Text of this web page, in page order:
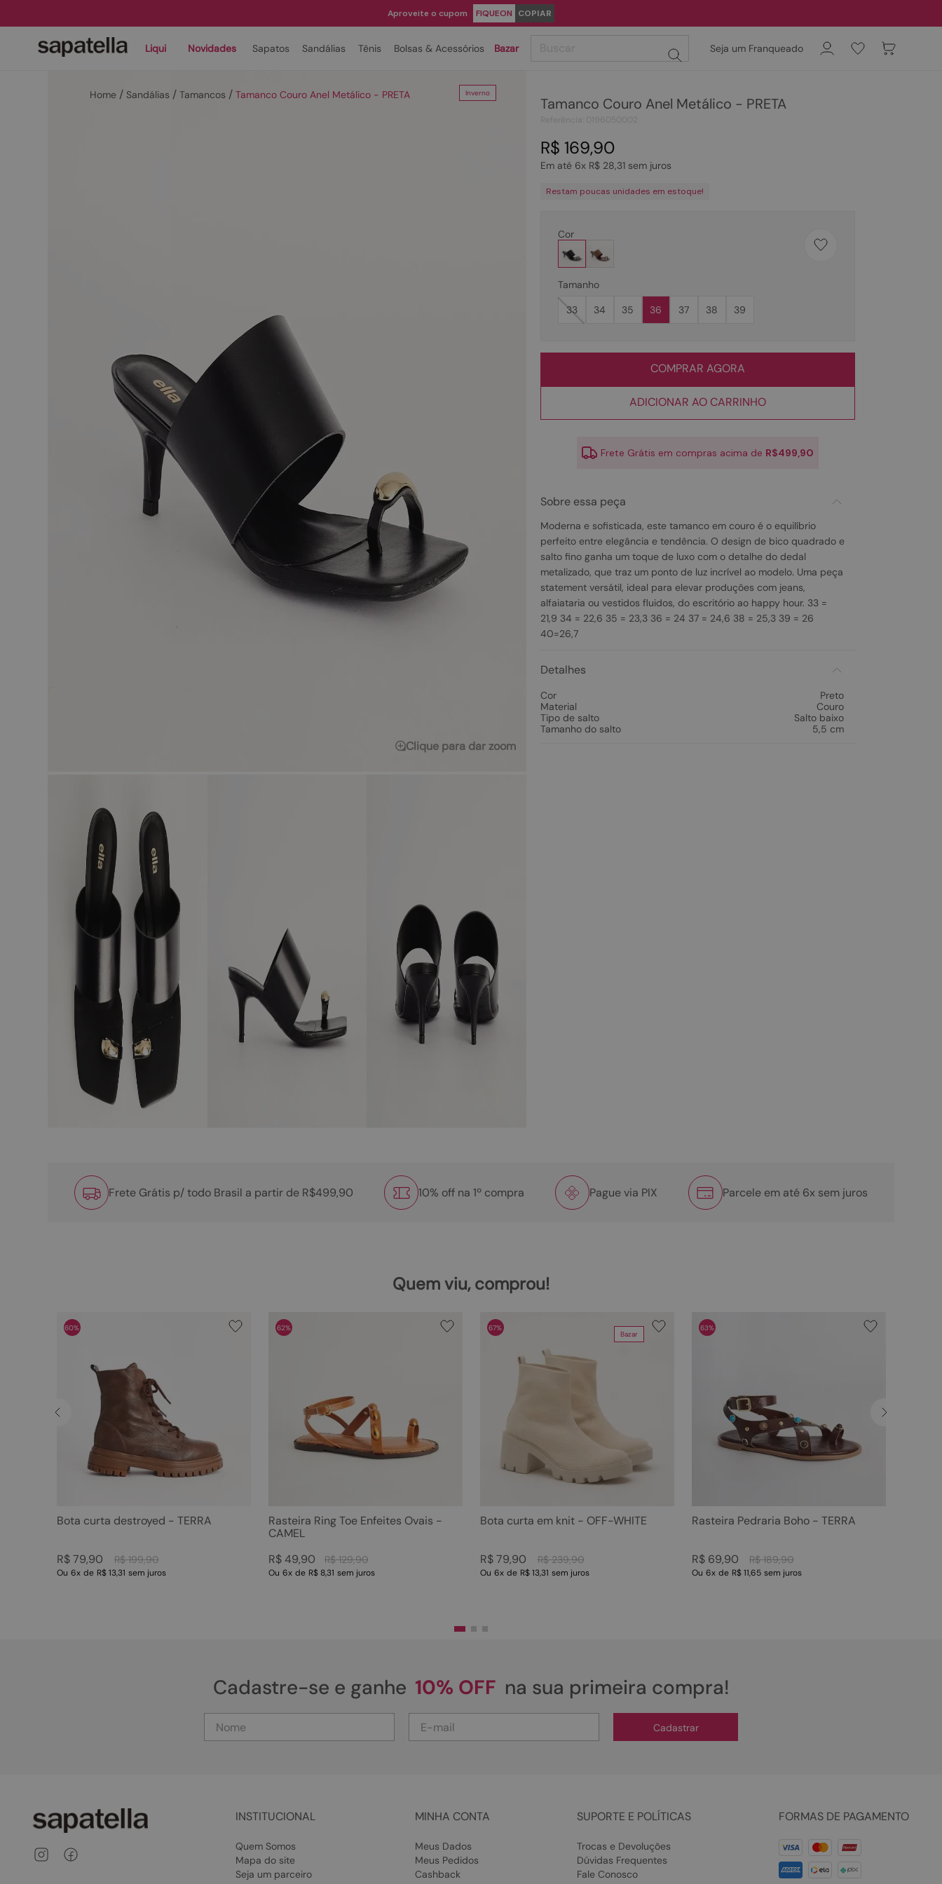
Aproveite o cupom FIQUEON COPIAR
Liqui Novidades Sapatos Sandálias Tênis Bolsas & Acessórios Bazar Seja um Franqueado
Sandálias Tamancos Tamanco Couro Anel Metálico - PRETA Inverno
Clique para dar zoom
Tamanco Couro Anel Metálico - PRETA
R$ 169,90
Em até 6x R$ 28,31sem juros
Restam poucas unidades em estoque!
Cor
Tamanho
33
36
34 35 37 39
38
COMPRAR AGORA
ADICIONAR AO CARRINHO
Frete Grátis em compras acima de R$499,90
Sobre essa peça
Moderna e sofisticada, este tamanco em couro é o equilíbrio
perfeito entre elegância e tendência. O design de bico quadrado e
salto fino ganha um toque de luxo com o detalhe do dedal
metalizado, que traz um ponto de luz incrível ao modelo. Uma peça
statement versátil, ideal para elevar produções com jeans,
alfaiataria ou vestidos fluidos, do escritório ao happy hour. 33 =
21,9 34 = 22,6 35 = 23,3 36 = 24 37 = 24,6 38 = 25,3 39 = 26
40=26,7
Detalhes
Cor
Preto
Material
Couro
Tipo de salto
Salto baixo
Tamanho do salto
5,5 cm
Frete Grátis p/ todo Brasil a partir de R$499,90 10% off na 1º compra Pague via PIX Parcele em até 6x sem juros
Quem viu, comprou!
60%
Bota curta destroyed - TERRA
R$ 199,90
R$ 79,90
Ou 6x de R$ 13,31 sem juros
62%
Rasteira Ring Toe Enfeites Ovais -
CAMEL
R$ 129,90
R$ 49,90
Ou 6x de R$ 8,31 sem juros
Bazar
67%
Bota curta em knit - OFF-WHITE
R$ 239,90
R$ 79,90
Ou 6x de R$ 13,31 sem juros
63%
Rasteira Pedraria Boho - TERRA
R$ 189,90
R$ 69,90
Ou 6x de R$ 11,65 sem juros
Cadastre-se e ganhe 10% OFF na sua primeira compra!
Cadastrar
INSTITUCIONAL
Quem Somos
Mapa do site
Seja um parceiro
MINHA CONTA
Meus Dados
Meus Pedidos
Cashback
SUPORTE E POLÍTICAS
Trocas e Devoluções
Dúvidas Frequentes
Fale Conosco
FORMAS DE PAGAMENTO
TERMOS MAIS BUSCADOS